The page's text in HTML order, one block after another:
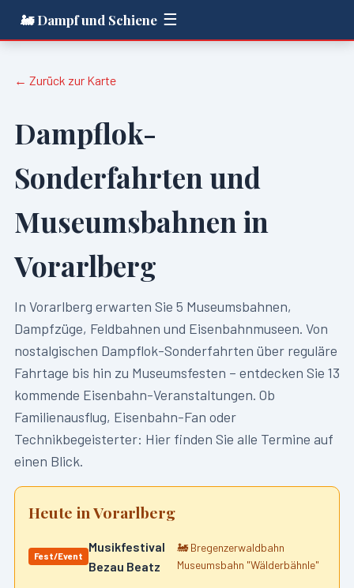
🚂 Dampf und Schiene ☰
← Zurück zur Karte
Dampflok-
Sonderfahrten und
Museumsbahnen in
Vorarlberg
In Vorarlberg erwarten Sie 5 Museumsbahnen,
Dampfzüge, Feldbahnen und Eisenbahnmuseen. Von
nostalgischen Dampflok-Sonderfahrten über reguläre
Fahrtage bis hin zu Museumsfesten – entdecken Sie 13
kommende Eisenbahn-Veranstaltungen. Ob
Familienausflug, Eisenbahn-Fan oder
Technikbegeisterter: Hier finden Sie alle Termine auf
einen Blick.
Heute inVorarlberg
Fest/Event
Musikfestival
Bezau Beatz
🚂 Bregenzerwaldbahn
Museumsbahn "Wälderbähnle"